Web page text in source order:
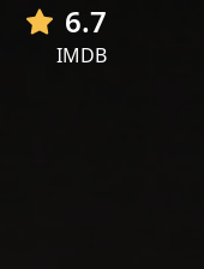
6.7
IMDB